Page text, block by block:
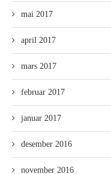
mai 2017
april 2017
mars 2017
februar 2017
januar 2017
desember 2016
november 2016